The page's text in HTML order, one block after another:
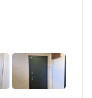
все
довольны.